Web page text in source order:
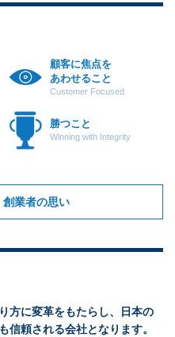
顧客に焦点を
あわせること
Customer Focused
勝つこと
Winning with Integrity
業者の思い
方に変革をもたらし、日本の
信頼される会社となります。